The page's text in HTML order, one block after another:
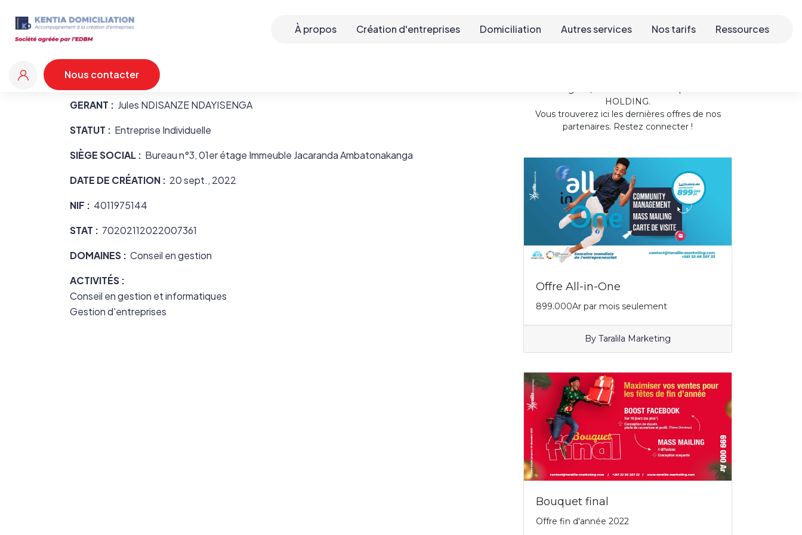
À propos Création d'entreprises Domiciliation Autres services Nos tarifs Ressources
Nous contacter
Nous contacter
GERANT : Jules NDISANZE NDAYISENGA
STATUT : Entreprise Individuelle
SIÈGE SOCIAL : Bureau n°3, 01er étage Immeuble Jacaranda Ambatonakanga
DATE DE CRÉATION : 20 sept., 2022
NIF : 4011975144
STAT : 70202112022007361
DOMAINES : Conseil en gestion
ACTIVITÉS :
Conseil en gestion et informatiques
Gestion d'entreprises